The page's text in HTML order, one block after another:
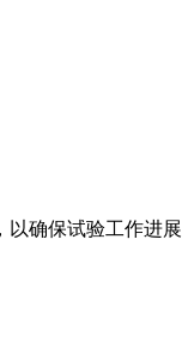
以确保试验工作进展